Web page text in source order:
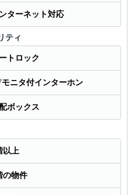
ターネット対応
ティ
トロック
ニタ付インターホン
ボックス
以上
の物件